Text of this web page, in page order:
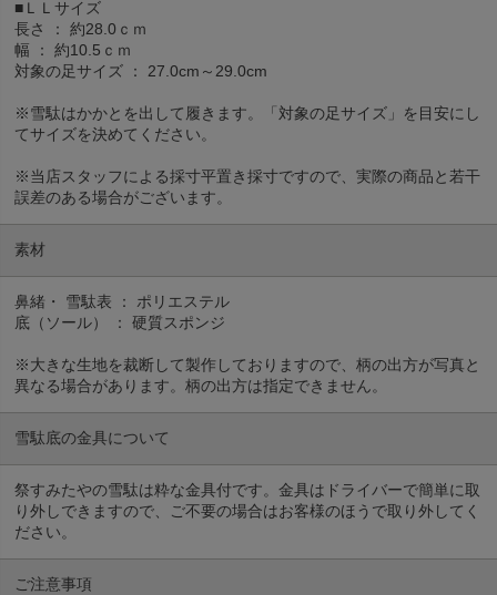
■ＬＬサイズ
長さ ： 約28.0ｃｍ
幅 ： 約10.5ｃｍ
対象の足サイズ ： 27.0cm～29.0cm
※雪駄はかかとを出して履きます。「対象の足サイズ」を目安にし
てサイズを決めてください。
※当店スタッフによる採寸平置き採寸ですので、実際の商品と若干
誤差のある場合がございます。
素材
鼻緒・ 雪駄表 ： ポリエステル
底（ソール） ： 硬質スポンジ
※大きな生地を裁断して製作しておりますので、柄の出方が写真と
異なる場合があります。柄の出方は指定できません。
雪駄底の金具について
祭すみたやの雪駄は粋な金具付です。金具はドライバーで簡単に取
り外しできますので、ご不要の場合はお客様のほうで取り外してく
ださい。
ご注意事項